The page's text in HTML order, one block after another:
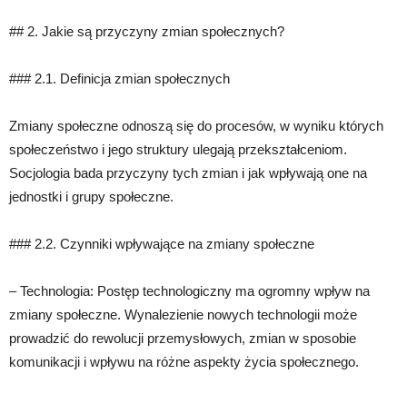
## 2. Jakie są przyczyny zmian społecznych?
### 2.1. Definicja zmian społecznych
Zmiany społeczne odnoszą się do procesów, w wyniku których
społeczeństwo i jego struktury ulegają przekształceniom.
Socjologia bada przyczyny tych zmian i jak wpływają one na
jednostki i grupy społeczne.
### 2.2. Czynniki wpływające na zmiany społeczne
– Technologia: Postęp technologiczny ma ogromny wpływ na
zmiany społeczne. Wynalezienie nowych technologii może
prowadzić do rewolucji przemysłowych, zmian w sposobie
komunikacji i wpływu na różne aspekty życia społecznego.